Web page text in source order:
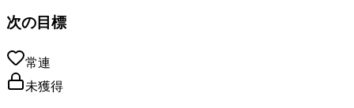
次の目標
常連
未獲得